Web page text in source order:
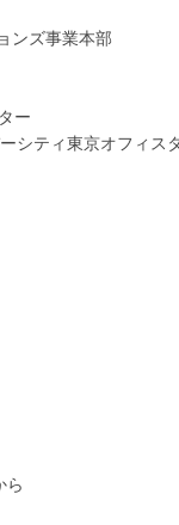
ンズ事業本部
ー
シティ東京オフィス
ら